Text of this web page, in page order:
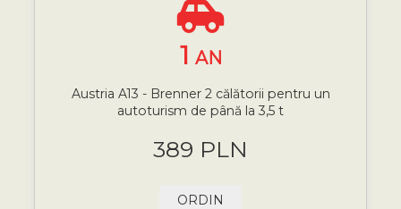
1 AN
Austria A13 - Brenner 2 călătorii pentru un
autoturism de până la 3,5 t
389 PLN
ORDIN